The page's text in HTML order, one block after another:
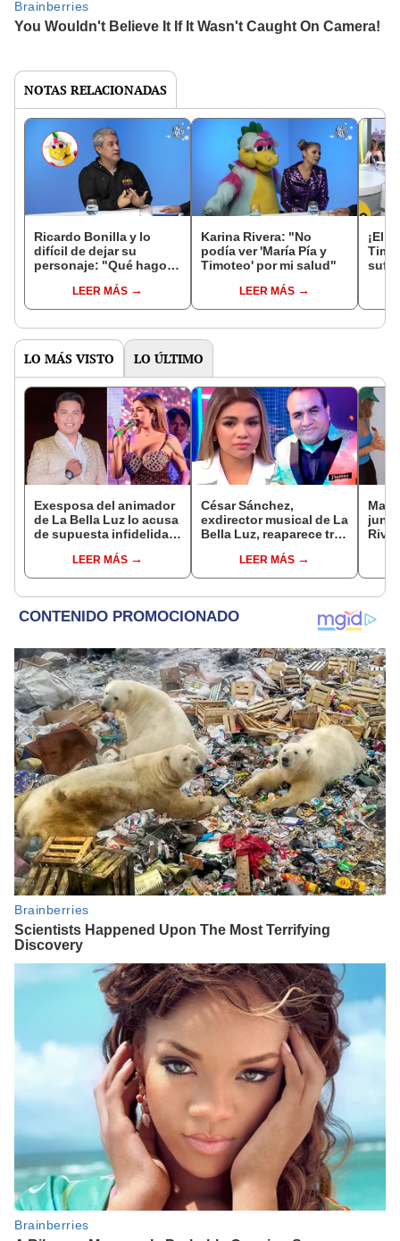
NOTAS RELACIONADAS
Ricardo Bonilla y lo
difícil de dejar su
personaje: "Qué hago
fui Timoteo"
LEER MÁS
Karina Rivera: "No
podía ver 'María Pía y
Timoteo' por mi salud"
LEER MÁS
¡El
LO MÁS VISTO LO ÚLTIMO
Exesposa del animador
de La Bella Luz lo acusa
de supuesta infidelidad
expone chats
LEER MÁS
César Sánchez,
exdirector musical de La
Bella Luz, reaparece tras
Saldaña con polémico
pedido: "Pido respetar
LEER MÁS